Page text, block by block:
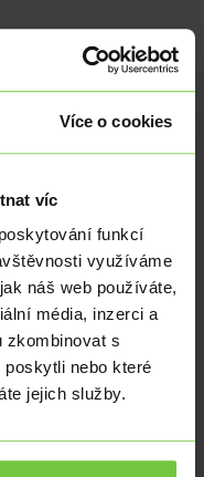
Více o cookies
víc
funkcí
využíváme
náš web používáte,
média, inzerci a
zkombinovat s
nebo které
jejich služby.
která umožňuje
si informace a
SWIFT
SWIFT sám o sobě
transakce, ale umožňuje
mezi sebou.
kód, který je používán k
služeb, včetně
rizik.
finanční systém, čelil také